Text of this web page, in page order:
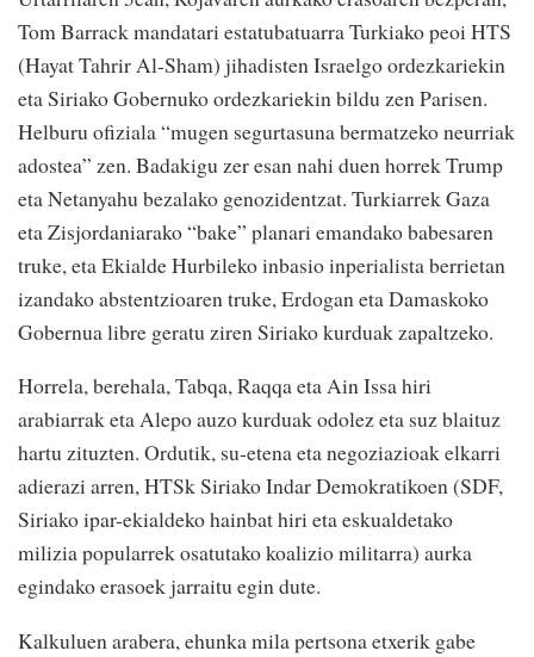
Tom Barrack mandatari estatubatuarra Turkiako peoi HTS
(Hayat Tahrir Al-Sham) jihadisten Israelgo ordezkariekin
eta Siriako Gobernuko ordezkariekin bildu zen Parisen.
Helburu ofiziala “mugen segurtasuna bermatzeko neurriak
adostea” zen. Badakigu zer esan nahi duen horrek Trump
eta Netanyahu bezalako genozidentzat. Turkiarrek Gaza
eta Zisjordaniarako “bake” planari emandako babesaren
truke, eta Ekialde Hurbileko inbasio inperialista berrietan
izandako abstentzioaren truke, Erdogan eta Damaskoko
Gobernua libre geratu ziren Siriako kurduak zapaltzeko.
Horrela, berehala, Tabqa, Raqqa eta Ain Issa hiri
arabiarrak eta Alepo auzo kurduak odolez eta suz blaituz
hartu zituzten. Ordutik, su-etena eta negoziazioak elkarri
adierazi arren, HTSk Siriako Indar Demokratikoen (SDF,
Siriako ipar-ekialdeko hainbat hiri eta eskualdetako
milizia popularrek osatutako koalizio militarra) aurka
egindako erasoek jarraitu egin dute.
Kalkuluen arabera, ehunka mila pertsona etxerik gabe